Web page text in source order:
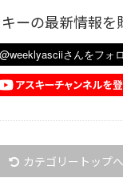
ーの最新情報を
カテゴリートップへ